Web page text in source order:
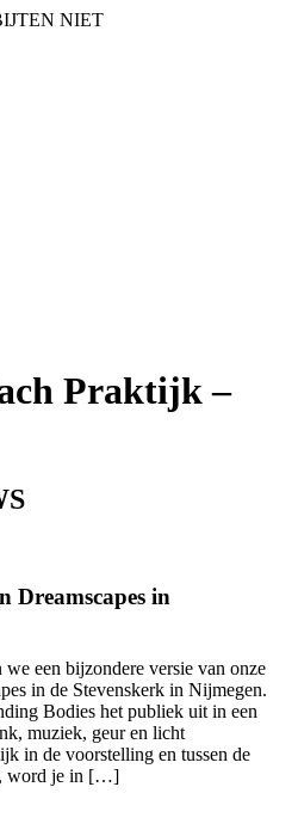
NIET
Praktijk –
Dreamscapes in
een bijzondere versie van onze
in de Stevenskerk in Nijmegen.
Bodies het publiek uit in een
muziek, geur en licht
in de voorstelling en tussen de
word je in […]